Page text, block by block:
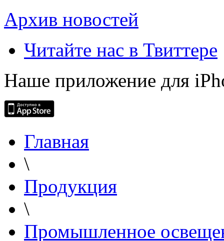
Архив новостей
Читайте нас в Твиттере
Наше приложение для
Главная
\
Продукция
\
Промышленное